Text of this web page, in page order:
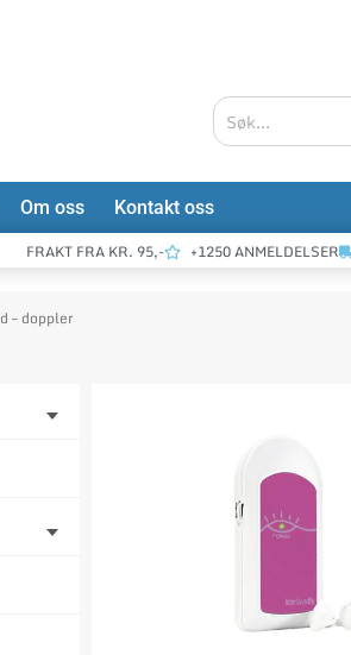
Søk
Om oss Kontakt oss
FRAKT FRA KR. 95,- +1250 ANMELDELSER
– doppler